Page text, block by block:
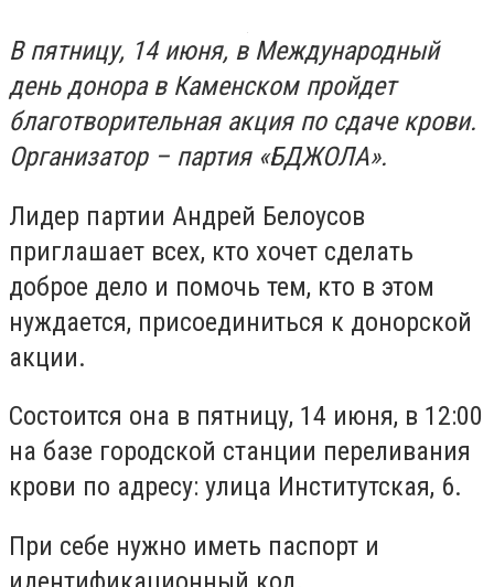
В пятницу, 14 июня, в Международный
день донора в Каменском пройдет
благотворительная акция по сдаче крови.
Организатор – партия «БДЖОЛА».
Лидер партии Андрей Белоусов
приглашает всех, кто хочет сделать
доброе дело и помочь тем, кто в этом
нуждается, присоединиться к донорской
акции.
Состоится она в пятницу, 14 июня, в 12:00
на базе городской станции переливания
крови по адресу: улица Институтская, 6.
При себе нужно иметь паспорт и